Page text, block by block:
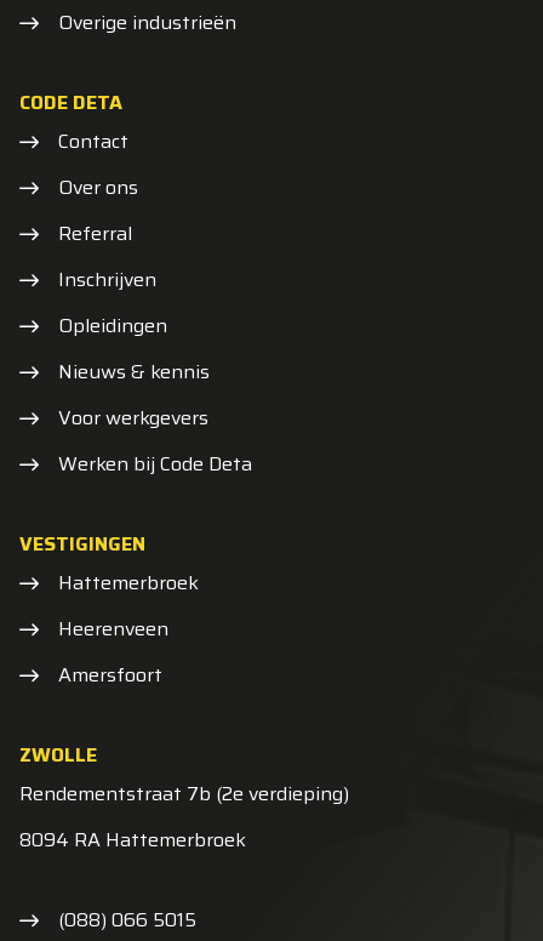
Overige industrieën
CODE DETA
Contact
Over ons
Referral
Inschrijven
Opleidingen
Nieuws & kennis
Voor werkgevers
Werken bij Code Deta
VESTIGINGEN
Hattemerbroek
Heerenveen
Amersfoort
ZWOLLE
Rendementstraat 7b (2e verdieping)
8094 RA Hattemerbroek
(088) 066 5015